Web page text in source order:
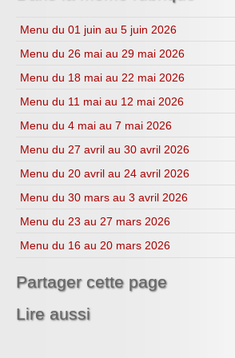
CDI
Menu du 01 juin au 5 juin 2026
Menu du 26 mai au 29 mai 2026
Menu du 18 mai au 22 mai 2026
Menu du 11 mai au 12 mai 2026
Menu du 4 mai au 7 mai 2026
Menu du 27 avril au 30 avril 2026
Menu du 20 avril au 24 avril 2026
Menu du 30 mars au 3 avril 2026
Menu du 23 au 27 mars 2026
Menu du 16 au 20 mars 2026
Partager cette page
Lire aussi